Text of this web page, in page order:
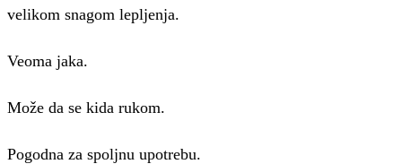
velikom snagom lepljenja.
Veoma jaka.
Može da se kida rukom.
Pogodna za spoljnu upotrebu.